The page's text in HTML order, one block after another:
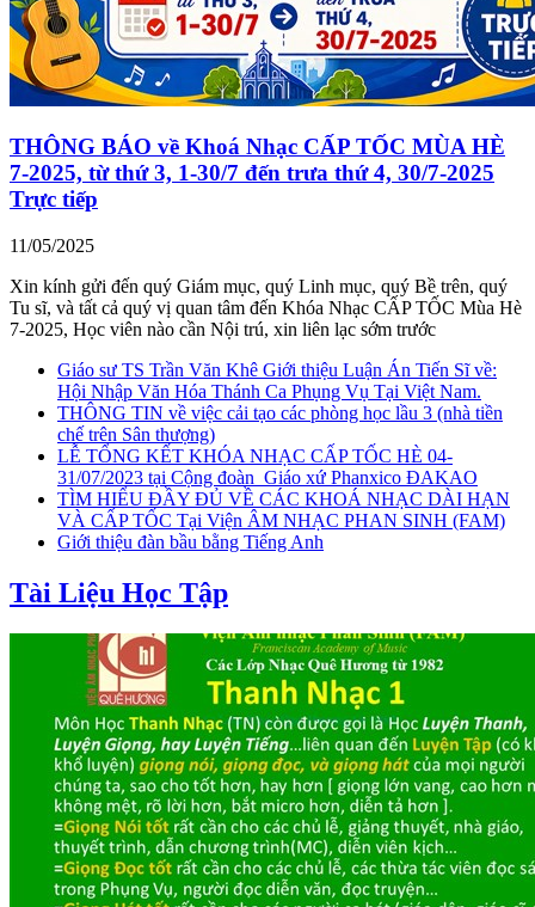
THÔNG BÁO về Khoá Nhạc CẤP TỐC MÙA HÈ
7-2025, từ thứ 3, 1-30/7 đến trưa thứ 4, 30/7-2025
Trực tiếp
11/05/2025
Xin kính gửi đến quý Giám mục, quý Linh mục, quý Bề trên, quý
Tu sĩ, và tất cả quý vị quan tâm đến Khóa Nhạc CẤP TỐC Mùa Hè
7-2025, Học viên nào cần Nội trú, xin liên lạc sớm trước
Giáo sư TS Trần Văn Khê Giới thiệu Luận Án Tiến Sĩ về:
Hội Nhập Văn Hóa Thánh Ca Phụng Vụ Tại Việt Nam.
THÔNG TIN về việc cải tạo các phòng học lầu 3 (nhà tiền
chế trên Sân thượng)
LỄ TỔNG KẾT KHÓA NHẠC CẤP TỐC HÈ 04-
31/07/2023 tại Cộng đoàn_Giáo xứ Phanxico ĐAKAO
TÌM HIỂU ĐẦY ĐỦ VỀ CÁC KHOÁ NHẠC DÀI HẠN
VÀ CẤP TỐC Tại Viện ÂM NHẠC PHAN SINH (FAM)
Giới thiệu đàn bầu bằng Tiếng Anh
Tài Liệu Học Tập